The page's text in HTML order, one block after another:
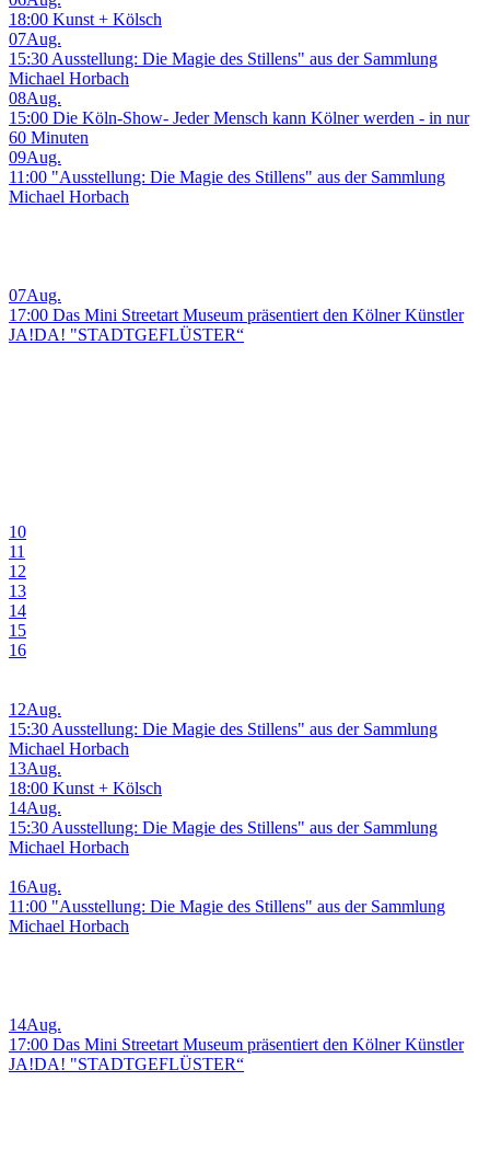
18:00 Kunst + Kölsch
07Aug.
15:30 Ausstellung: Die Magie des Stillens" aus der Sammlung
Michael Horbach
08Aug.
15:00 Die Köln-Show- Jeder Mensch kann Kölner werden - in nur
60 Minuten
09Aug.
11:00 "Ausstellung: Die Magie des Stillens" aus der Sammlung
Michael Horbach
07Aug.
17:00 Das Mini Streetart Museum präsentiert den Kölner Künstler
JA!DA! "STADTGEFLÜSTER“
10
11
12
13
14
15
16
12Aug.
15:30 Ausstellung: Die Magie des Stillens" aus der Sammlung
Michael Horbach
13Aug.
18:00 Kunst + Kölsch
14Aug.
15:30 Ausstellung: Die Magie des Stillens" aus der Sammlung
Michael Horbach
16Aug.
11:00 "Ausstellung: Die Magie des Stillens" aus der Sammlung
Michael Horbach
14Aug.
17:00 Das Mini Streetart Museum präsentiert den Kölner Künstler
JA!DA! "STADTGEFLÜSTER“